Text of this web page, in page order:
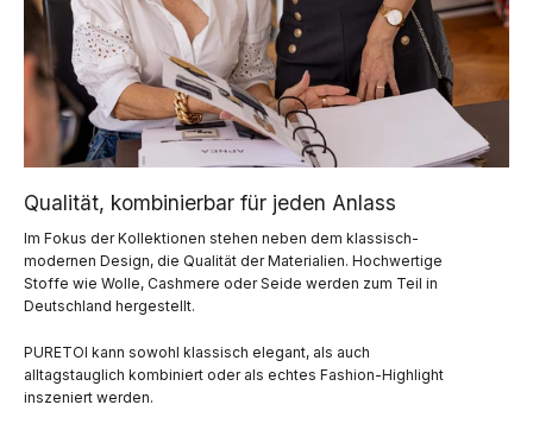
Qualität, kombinierbar für jeden Anlass
Im Fokus der Kollektionen stehen neben dem klassisch-
modernen Design, die Qualität der Materialien. Hochwertige
Stoffe wie Wolle, Cashmere oder Seide werden zum Teil in
Deutschland hergestellt.
PURETOI kann sowohl klassisch elegant, als auch
alltagstauglich kombiniert oder als echtes Fashion-Highlight
inszeniert werden.